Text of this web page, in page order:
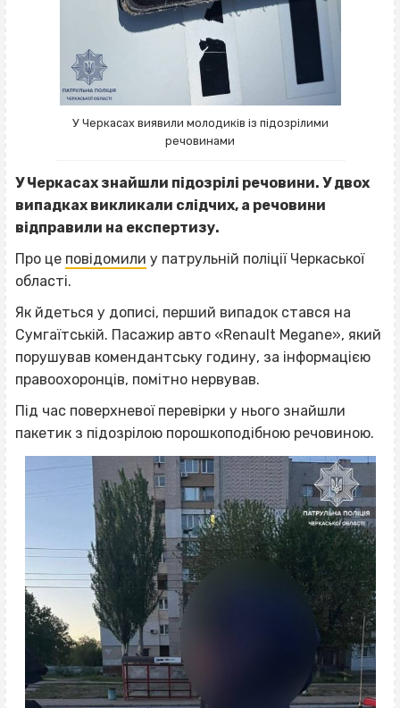
У Черкасах виявили молодиків із підозрілими
речовинами
У Черкасах знайшли підозрілі речовини. У двох
випадках викликали слідчих, а речовини
відправили на експертизу.
Про це повідомили у патрульній поліції Черкаської
області.
Як йдеться у дописі, перший випадок стався на
Сумгаїтській. Пасажир авто «Renault Megane», який
порушував комендантську годину, за інформацією
правоохоронців, помітно нервував.
Під час поверхневої перевірки у нього знайшли
пакетик з підозрілою порошкоподібною речовиною.